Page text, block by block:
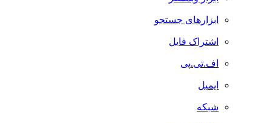
ابزارهای جستجو
اشتراک فایل
اف.تی.پی
ایمیل
شبکه